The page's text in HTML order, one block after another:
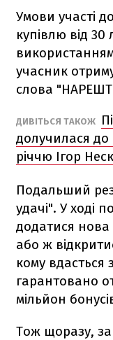
Умови участі
купівлю від 30
учасник
слова
ДИВІТЬСЯ ТАКОЖ
долучилася
річчю Ігор
Подальший
удачі". У ході
додатися
або ж
кому вдасться
гарантовано
мільйон
Тож щоразу,